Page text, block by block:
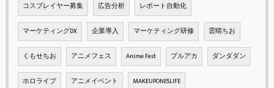
コスプレイヤー募集 広告分析 レポート自動化
マーケティングDX 企業導入 マーケティング研修 雲晴ちお
くもせちお アニメフェス Anime Fest ブルアカ ダンダダン
ホロライブ アニメイベント MAKEUPONESLIFE